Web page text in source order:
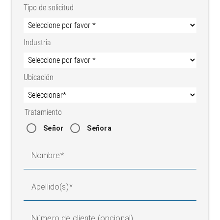
Tipo de solicitud
Industria
Ubicación
Tratamiento
Señor Señora
Nombre
Apellido(s)